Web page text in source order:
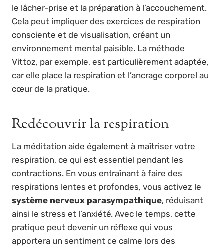
le lâcher-prise et la préparation à l’accouchement.
Cela peut impliquer des exercices de respiration
consciente et de visualisation, créant un
environnement mental paisible. La méthode
Vittoz, par exemple, est particulièrement adaptée,
car elle place la respiration et l’ancrage corporel au
cœur de la pratique.
Redécouvrir la respiration
La méditation aide également à maîtriser votre
respiration, ce qui est essentiel pendant les
contractions. En vous entraînant à faire des
respirations lentes et profondes, vous activez le
système nerveux parasympathique, réduisant
ainsi le stress et l’anxiété. Avec le temps, cette
pratique peut devenir un réflexe qui vous
apportera un sentiment de calme lors des